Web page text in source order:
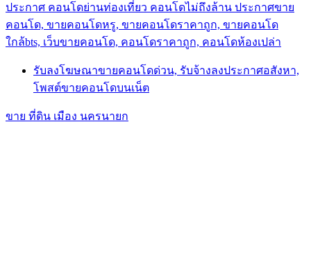
ประกาศ คอนโดย่านท่องเที่ยว คอนโดไม่ถึงล้าน ประกาศขาย
คอนโด, ขายคอนโดหรู, ขายคอนโดราคาถูก, ขายคอนโด
ใกล้bts, เว็บขายคอนโด, คอนโดราคาถูก, คอนโดห้องเปล่า
รับลงโฆษณาขายคอนโดด่วน, รับจ้างลงประกาศอสังหา,
โพสต์ขายคอนโดบนเน็ต
ขาย ที่ดิน เมือง นครนายก